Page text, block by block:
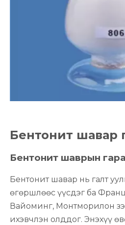
Бентонит шавар
Бентонит шаврын гарал
Бентонит шавар нь галт
өгөршлөөс үүсдэг ба
Вайоминг, Монтморилон
ихэвчлэн олддог. Энэхүү